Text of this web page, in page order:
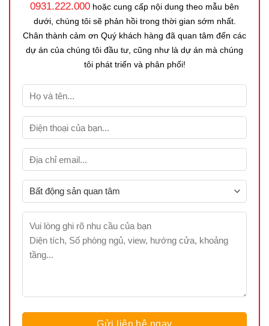
0931.222.000 hoặc cung cấp nội dung theo mẫu bên
dưới, chúng tôi sẽ phản hồi trong thời gian sớm nhất.
Chân thành cảm ơn Quý khách hàng đã quan tâm đến các
dự án của chúng tôi đầu tư, cũng như là dự án mà chúng
tôi phát triển và phân phối!